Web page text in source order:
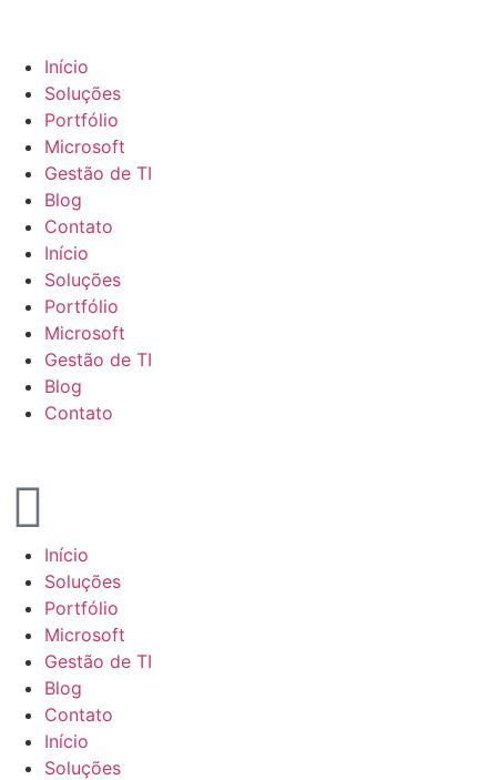
Início
Soluções
Portfólio
Microsoft
Gestão de TI
Blog
Contato
Início
Soluções
Portfólio
Microsoft
Gestão de TI
Blog
Contato
Início
Soluções
Portfólio
Microsoft
Gestão de TI
Blog
Contato
Início
Soluções